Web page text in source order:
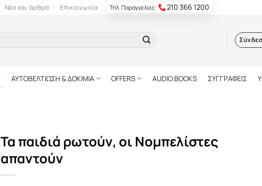
Νέα και άρθρα Επικοινωνία Τηλ. Παραγγελίες: 210 366 1200
ΑΥΤΟΒΕΛΤΙΩΣΗ & ΔΟΚΙΜΙΑ OFFERS AUDIO BOOKS ΣΥΓΓΡΑΦΕΙΣ
Τα παιδιά ρωτούν, οι Νομπελίστες
απαντούν